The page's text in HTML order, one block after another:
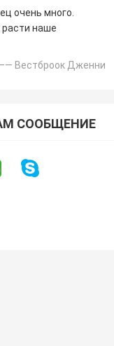
очень много.
наше
Вестброок Дженни
СООБЩЕНИЕ